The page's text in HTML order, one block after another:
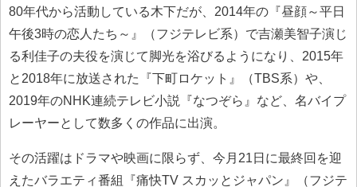
80年代から活動している木下だが、2014年の『昼顔～平日
午後3時の恋人たち～』（フジテレビ系）で吉瀬美智子演じ
る利佳子の夫役を演じて脚光を浴びるようになり、2015年
と2018年に放送された『下町ロケット』（TBS系）や、
2019年のNHK連続テレビ小説『なつぞら』など、名バイプ
レーヤーとして数多くの作品に出演。
その活躍はドラマや映画に限らず、今月21日に最終回を迎
えたバラエティ番組『痛快TV スカッとジャパン』（フジテ